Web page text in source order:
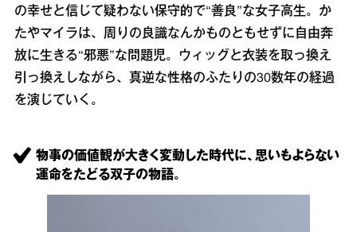
の幸せと信じて疑わない保守的で“善良”な女子高生。か
たやマイラは、周りの良識なんかものともせずに自由奔
放に生きる“邪悪”な問題児。ウィッグと衣装を取っ換え
引っ換えしながら、真逆な性格のふたりの30数年の経過
を演じていく。
物事の価値観が大きく変動した時代に、思いもよらない
運命をたどる双子の物語。